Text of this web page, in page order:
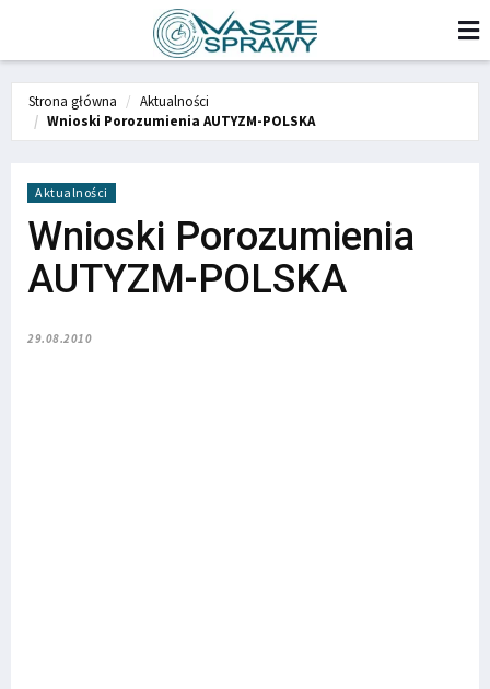
Strona główna
Aktualności
Wnioski Porozumienia AUTYZM-POLSKA
Aktualności
Wnioski Porozumienia
AUTYZM-POLSKA
29.08.2010